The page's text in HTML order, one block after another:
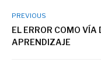
PREVIOUS
EL ERROR COMO VÍA
APRENDIZAJE